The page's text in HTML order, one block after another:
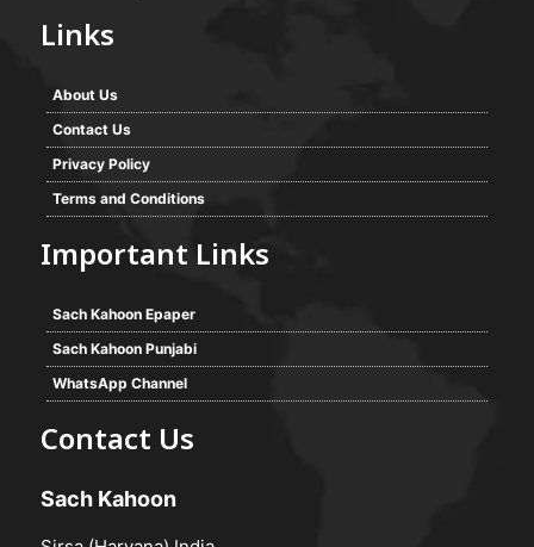
Links
About Us
Contact Us
Privacy Policy
Terms and Conditions
Important Links
Sach Kahoon Epaper
Sach Kahoon Punjabi
WhatsApp Channel
Contact Us
Sach Kahoon